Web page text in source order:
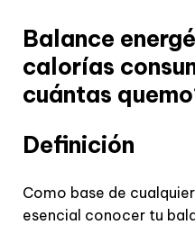
Balance
calorías
cuántas
Definición
Como base de
esencial conocer tu